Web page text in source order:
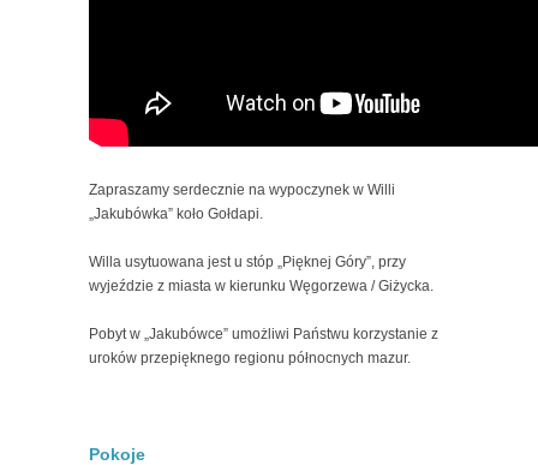
Zapraszamy serdecznie na wypoczynek w Willi
„Jakubówka” koło Gołdapi.
Willa usytuowana jest u stóp „Pięknej Góry”, przy
wyjeździe z miasta w kierunku Węgorzewa / Giżycka.
Pobyt w „Jakubówce” umożliwi Państwu korzystanie z
uroków przepięknego regionu północnych mazur.
Pokoje